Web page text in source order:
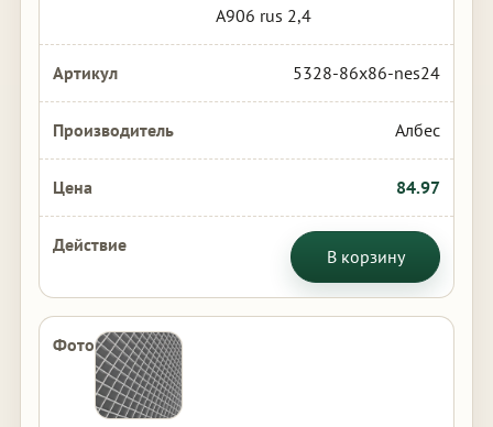
А906 rus 2,4
5328-86x86-nes24
Албес
84.97
В корзину